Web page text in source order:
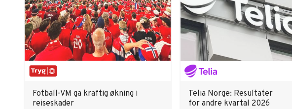
Fotball-VM ga kraftig økning i
reiseskader
Telia Norge: Resultater
for andre kvartal 2026